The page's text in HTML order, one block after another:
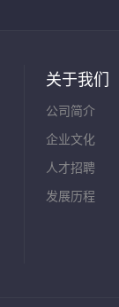
关于我们
公司简介
企业文化
人才招聘
发展历程